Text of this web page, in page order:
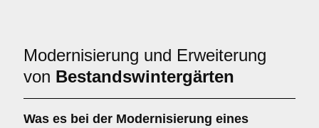
Modernisierung und Erweiterung
von Bestandswintergärten
Was es bei der Modernisierung eines